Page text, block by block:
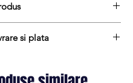
6589643
si plata
termen de 1 - 2 zile lucratoare